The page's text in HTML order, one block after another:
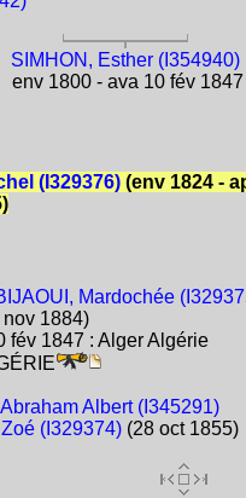
SIMHON, Esther (I354940)
env 1800 - ava 10 fév 1847
(I329376)(env 1824 -
Mardochée
1884)
fév 1847 : Alger Algérie
Albert (I345291)
(I329374)(28 oct 1855)